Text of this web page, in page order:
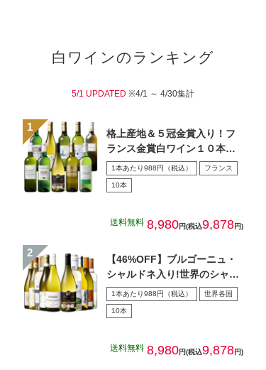
白ワインのランキング
5/1 UPDATED ※4/1 ～ 4/30集計
格上産地＆５冠金賞入り！フ
ランス金賞白ワイン１０本セ
ット
1本あたり988円（税込） フランス
10本
送料無料 8,980円(税込9,878円)
【46%OFF】ブルゴーニュ・
シャルドネ入り!世界のシャル
ドネ白10本セット 第…
1本あたり988円（税込） 世界各国
10本
送料無料 8,980円(税込9,878円)